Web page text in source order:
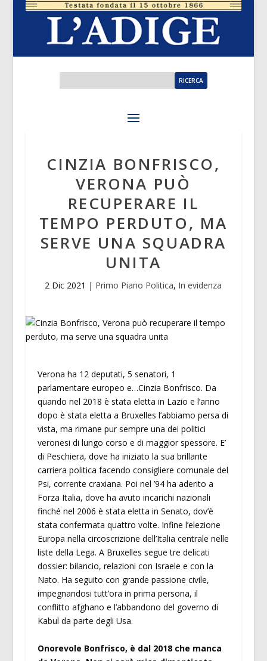
CINZIA BONFRISCO,
VERONA PUÒ
RECUPERARE IL
TEMPO PERDUTO, MA
SERVE UNA SQUADRA
UNITA
2 Dic 2021 | Primo Piano Politica, In evidenza
Verona ha 12 deputati, 5 senatori, 1
parlamentare europeo e…Cinzia Bonfrisco. Da
quando nel 2018 è stata eletta in Lazio e l’anno
dopo è stata eletta a Bruxelles l’abbiamo persa di
vista, ma rimane pur sempre una dei politici
veronesi di lungo corso e di maggior spessore. E’
di Peschiera, dove ha iniziato la sua brillante
carriera politica facendo consigliere comunale del
Psi, corrente craxiana. Poi nel ’94 ha aderito a
Forza Italia, dove ha avuto incarichi nazionali
finché nel 2006 è stata eletta in Senato, dov’è
stata confermata quattro volte. Infine l’elezione
Europa nella circoscrizione dell’Italia centrale nelle
liste della Lega. A Bruxelles segue tre delicati
dossier: bilancio, relazioni con Israele e con la
Nato. Ha seguito con grande passione civile,
impegnandosi tutt’ora in prima persona, il
conflitto afghano e l’abbandono del governo di
Kabul da parte degli Usa.
Onorevole Bonfrisco, è dal 2018 che manca